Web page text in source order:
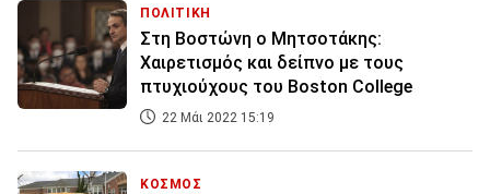
ΠΟΛΙΤΙΚΗ
Στη Βοστώνη ο Μητσοτάκης:
Χαιρετισμός και δείπνο με τους
πτυχιούχους του Boston College
22 Μάι 2022 15:19
ΚΟΣΜΟΣ